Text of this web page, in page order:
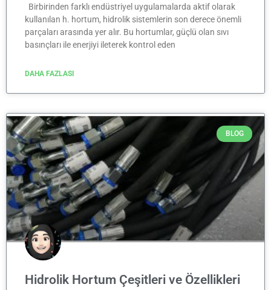
Birbirinden farklı endüstriyel uygulamalarda aktif olarak
kullanılan h. hortum, hidrolik sistemlerin son derece önemli
parçaları arasında yer alır. Bu hortumlar, güçlü olan sıvı
basınçları ile enerjiyi ileterek kontrol eden
DAHA FAZLASI
BLOG
Hidrolik Hortum Çeşitleri ve Özellikleri